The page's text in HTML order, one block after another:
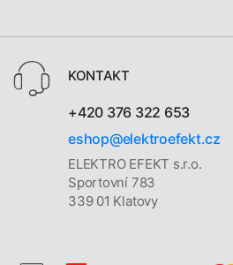
KONTAKT
+420 376 322 653
eshop@elektroefekt.cz
ELEKTRO EFEKT s.r.o.
Sportovní 783
339 01 Klatovy